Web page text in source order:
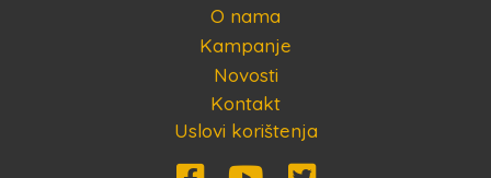
O nama
Kampanje
Novosti
Kontakt
Uslovi korištenja